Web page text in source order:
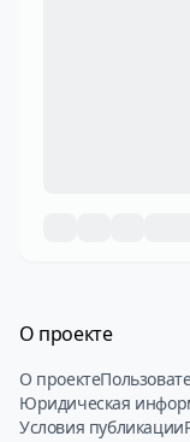
О проекте
О проекте
Юридическая
Условия публикации